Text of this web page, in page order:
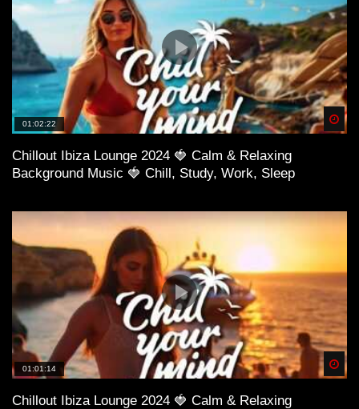
01:02:22
Chillout Ibiza Lounge 2024 🍓 Calm & Relaxing
Background Music 🍓 Chill, Study, Work, Sleep
01:01:14
Chillout Ibiza Lounge 2024 🍓 Calm & Relaxing